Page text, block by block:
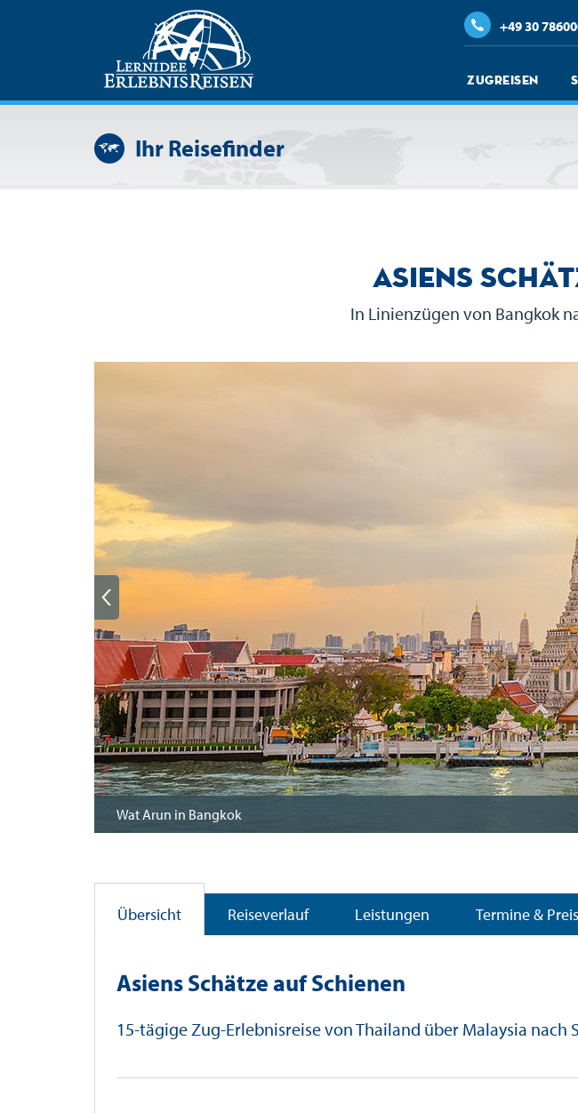
+49 30
Zugreisen
Ihr Reisefinder
Asiens
In Linienzügen von Bangkok
Wat Arun in Bangkok
Übersicht Reiseverlauf Leistungen Termine &
Asiens Schätze auf Schienen
15-tägige Zug-Erlebnisreise von Thailand über Malaysia nach